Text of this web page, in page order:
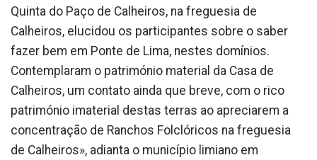
Quinta do Paço de Calheiros, na freguesia de
Calheiros, elucidou os participantes sobre o saber
fazer bem em Ponte de Lima, nestes domínios.
Contemplaram o património material da Casa de
Calheiros, um contato ainda que breve, com o rico
património imaterial destas terras ao apreciarem a
concentração de Ranchos Folclóricos na freguesia
de Calheiros», adianta o município limiano em